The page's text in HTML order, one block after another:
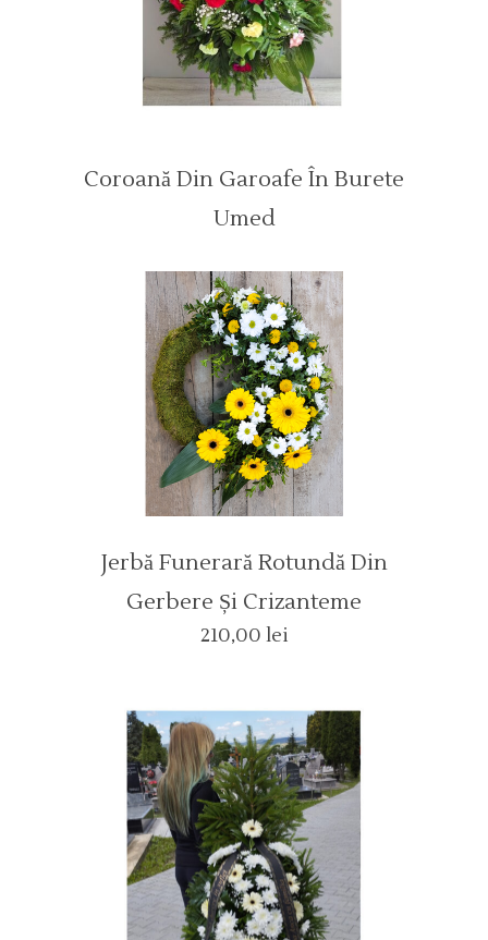
Coroană Din Garoafe În Burete
Umed
Jerbă Funerară Rotundă Din
Gerbere Și Crizanteme
210,00 lei